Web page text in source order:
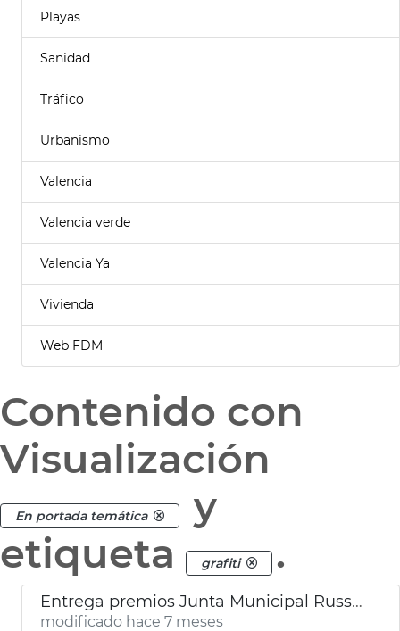
Playas
Sanidad
Tráfico
Urbanismo
Valencia
Valencia verde
Valencia Ya
Vivienda
Web FDM
Contenido con
Visualización
En portada temática
y
etiqueta
grafiti .
Entrega premios Junta Municipal Russafa 2025
modificado hace 7 meses